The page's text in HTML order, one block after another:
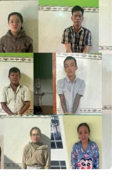
con tàu Titan